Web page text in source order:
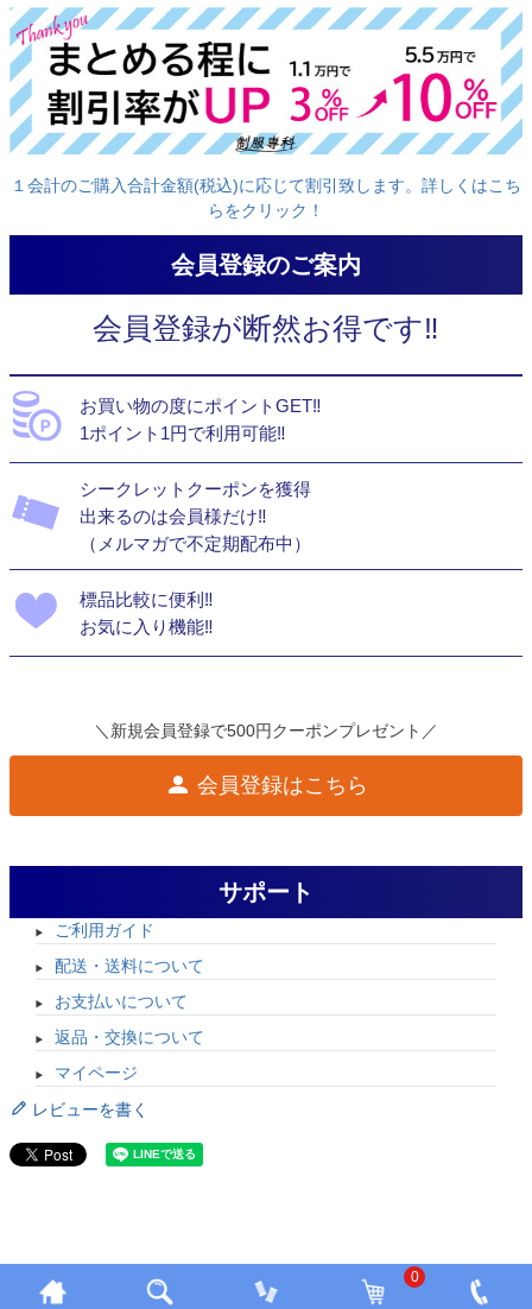
１会計のご購入合計金額(税込)に応じて割引致します。詳しくはこち
らをクリック！
会員登録のご案内
会員登録が断然お得です‼
お買い物の度にポイントGET‼
1ポイント1円で利用可能‼
シークレットクーポンを獲得
出来るのは会員様だけ‼
（メルマガで不定期配布中）
標品比較に便利‼
お気に入り機能‼
＼新規会員登録で500円クーポンプレゼント／
会員登録はこちら
サポート
ご利用ガイド
配送・送料について
お支払いについて
返品・交換について
マイページ
レビューを書く
0